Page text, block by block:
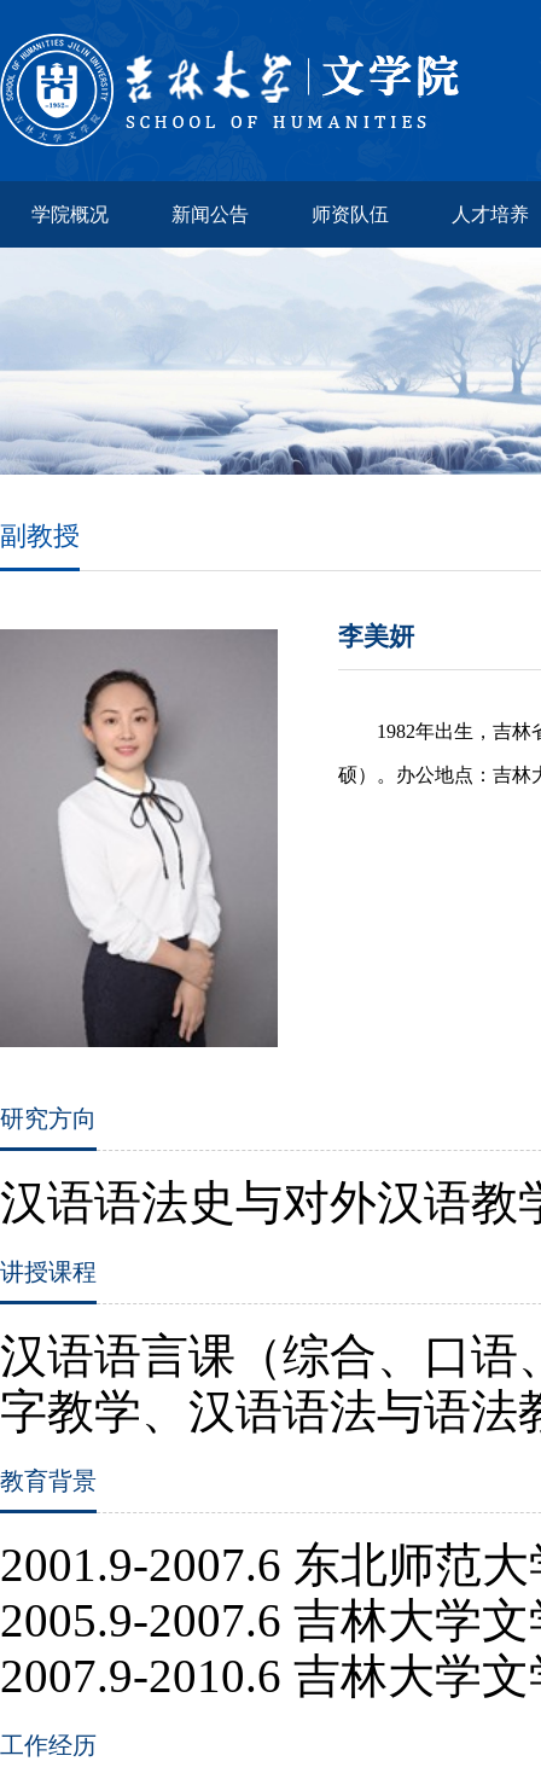
学院概况 新闻公告 师资队伍 人才培养
副教授
李美妍
1982年出生，吉
硕）。办公地点：吉林
研究方向
汉语语法史与对外汉语教
讲授课程
汉语语言课（综合、口语
字教学、汉语语法与语法
教育背景
2001.9-2007.6 东北师范
2005.9-2007.6 吉林大学
2007.9-2010.6 吉林大学
工作经历